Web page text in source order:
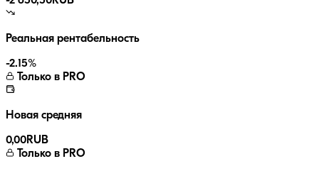
Реальная рентабельность
-2.15%
Только в PRO
Новая средняя
0,00RUB
Только в PRO